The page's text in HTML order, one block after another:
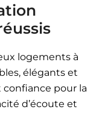
logements à
élégants et
pour la
d’écoute et